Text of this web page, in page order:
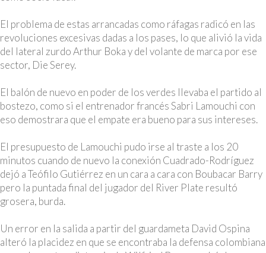
El problema de estas arrancadas como ráfagas radicó en las
revoluciones excesivas dadas a los pases, lo que alivió la vida
del lateral zurdo Arthur Boka y del volante de marca por ese
sector, Die Serey.
El balón de nuevo en poder de los verdes llevaba el partido al
bostezo, como si el entrenador francés Sabri Lamouchi con
eso demostrara que el empate era bueno para sus intereses.
El presupuesto de Lamouchi pudo irse al traste a los 20
minutos cuando de nuevo la conexión Cuadrado-Rodríguez
dejó a Teófilo Gutiérrez en un cara a cara con Boubacar Barry
pero la puntada final del jugador del River Plate resultó
grosera, burda.
Un error en la salida a partir del guardameta David Ospina
alteró la placidez en que se encontraba la defensa colombiana